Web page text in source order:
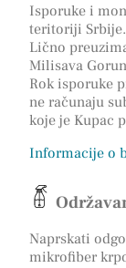
Isporuke i
teritoriji Srbije.
Lično
Milisava
Rok isporuke
ne računaju
koje je Kupac
Informacije o
Naprskati
mikrofiber